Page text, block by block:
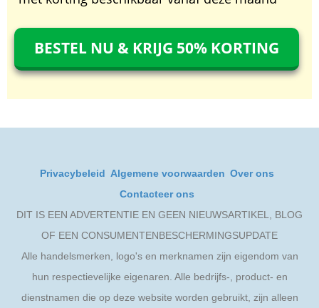
BESTEL NU & KRIJG 50% KORTING
Privacybeleid Algemene voorwaarden Over ons
Contacteer ons
DIT IS EEN ADVERTENTIE EN GEEN NIEUWSARTIKEL, BLOG
OF EEN CONSUMENTENBESCHERMINGSUPDATE
Alle handelsmerken, logo's en merknamen zijn eigendom van
hun respectievelijke eigenaren. Alle bedrijfs-, product- en
dienstnamen die op deze website worden gebruikt, zijn alleen